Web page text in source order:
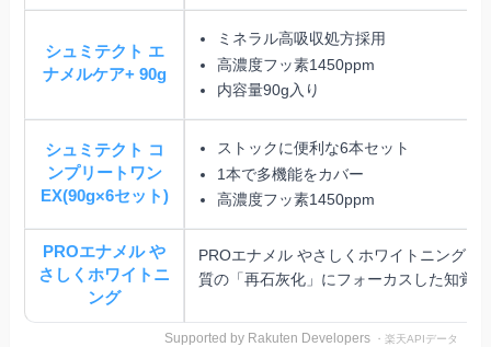
シュミテクト エ
ナメルケア+ 90g
ミネラル高吸収処方採用
高濃度フッ素1450ppm
内容量90g入り
シュミテクト コ
ンプリートワン
EX(90g×6セット)
ストックに便利な6本セット
1本で多機能をカバー
高濃度フッ素1450ppm
PROエナメル や
さしくホワイトニ
ング
PROエナメル やさしくホワイトニングは
質の「再石灰化」にフォーカスした知覚
Supported by Rakuten Developers・楽天APIデータ